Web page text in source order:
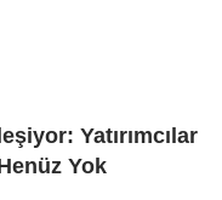
Yatırımcılar
Yok